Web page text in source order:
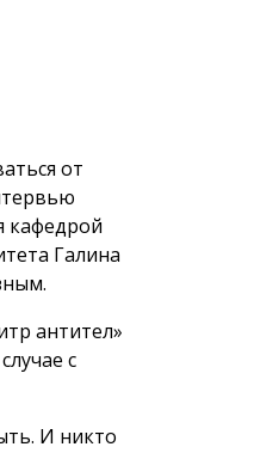
от
кафедрой
Галина
антител»
с
И никто